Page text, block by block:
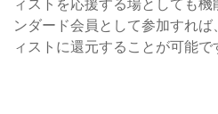
ンダード会員として参加すれ
ィストに還元することが可能で